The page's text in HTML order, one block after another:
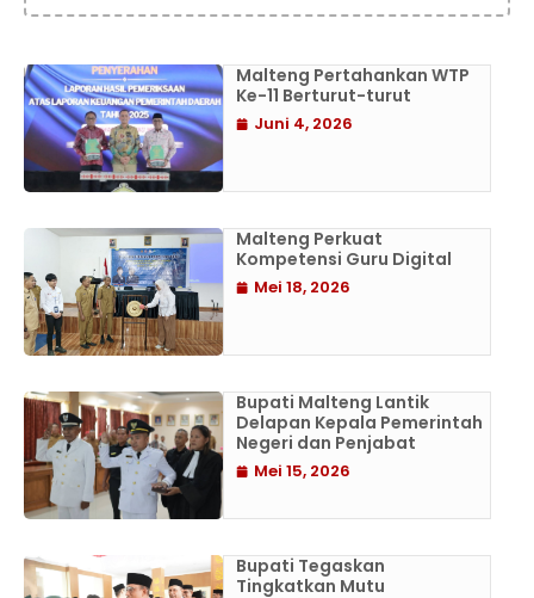
Malteng Pertahankan WTP
Ke-11 Berturut-turut
Juni 4, 2026
Malteng Perkuat
Kompetensi Guru Digital
Mei 18, 2026
Bupati Malteng Lantik
Delapan Kepala Pemerintah
Negeri dan Penjabat
Mei 15, 2026
Bupati Tegaskan
Tingkatkan Mutu